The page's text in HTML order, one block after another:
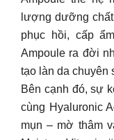
lượng dưỡng
phục hồi, cấp
Ampoule ra đời
tạo làn da chuyên
Bên cạnh đó, sự
cùng Hyaluronic
mụn – mờ thâm